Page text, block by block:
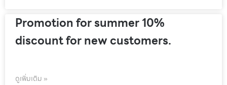
Promotion for summer 10%
discount for new customers.
ดูเพิ่มเติม »